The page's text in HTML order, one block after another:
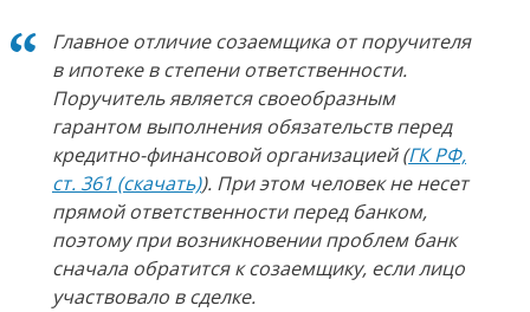
Главное отличие созаемщика от поручителя
в ипотеке в степени ответственности.
Поручитель является своеобразным
гарантом выполнения обязательств перед
кредитно-финансовой организацией (ГК РФ,
ст. 361 (скачать)). При этом человек не несет
прямой ответственности перед банком,
поэтому при возникновении проблем банк
сначала обратится к созаемщику, если лицо
участвовало в сделке.